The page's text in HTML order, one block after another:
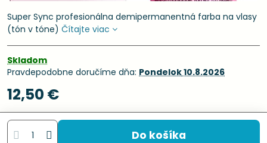
Super Sync profesionálna demipermanentná farba na vlasy
(tón v tóne) Čítajte viac
Skladom
Pravdepodobne doručíme dňa: Pondelok10.8.2026
12,50 €
Do košíka